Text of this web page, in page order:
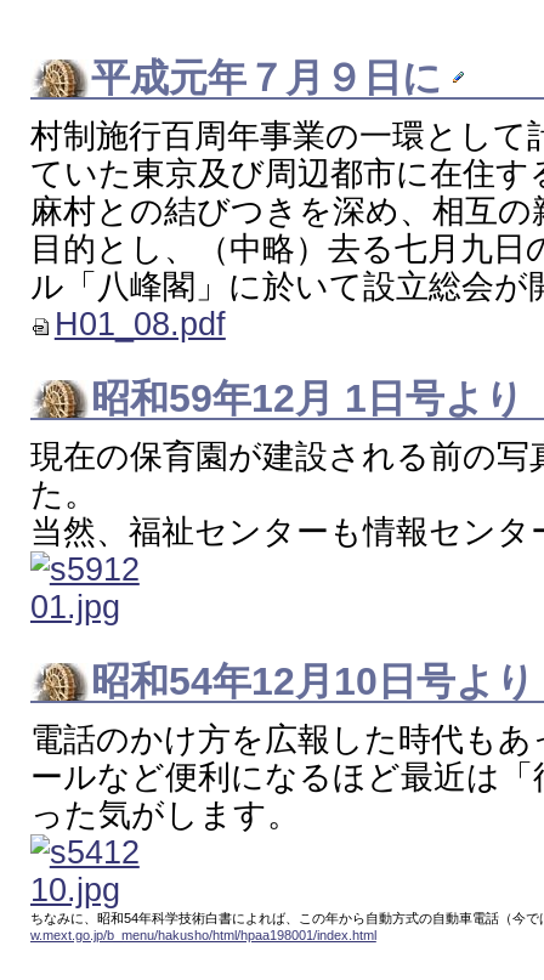
平成元年７月９日に
村制施行百周年事業の一環として
ていた東京及び周辺都市に在住
麻村との結びつきを深め、相互
目的とし、（中略）去る七月九
ル「八峰閣」に於いて設立総会が
H01_08.pdf
昭和59年12月 1日号よ
現在の保育園が建設される前の
た。
当然、福祉センターも情報センタ
昭和54年12月10日号よ
電話のかけ方を広報した時代も
ールなど便利になるほど最近は
った気がします。
ちなみに、昭和54年科学技術白書によれば、この年から自動方式の自動車電話（今
w.mext.go.jp/b_menu/hakusho/html/hpaa198001/index.html